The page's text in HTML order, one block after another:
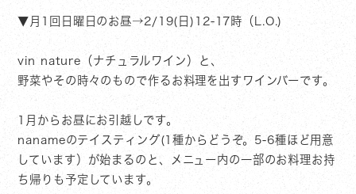
▼月1回日曜日のお昼→2/19(日)12-17時（L.O.)
vin nature（ナチュラルワイン）と、
野菜やその時々のもので作るお料理を出すワインバーです。
1月からお昼にお引越しです。
nanameのテイスティング(1種からどうぞ。5-6種ほど用意
しています）が始まるのと、メニュー内の一部のお料理お持
ち帰りも予定しています。